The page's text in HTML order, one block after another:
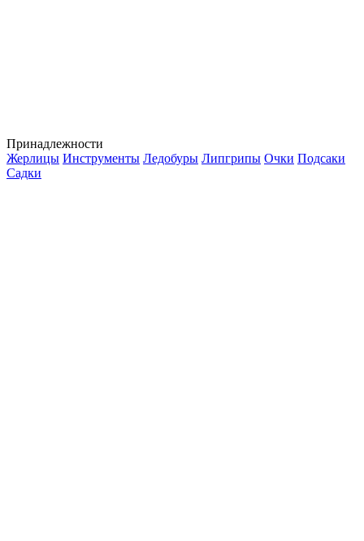
Принадлежности
Жерлицы Инструменты Ледобуры Липгрипы Очки Подсаки
Садки